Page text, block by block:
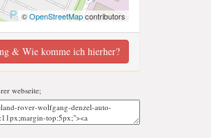
©OpenStreetMapcontributors
& Wie komme ich hierher?
webseite;